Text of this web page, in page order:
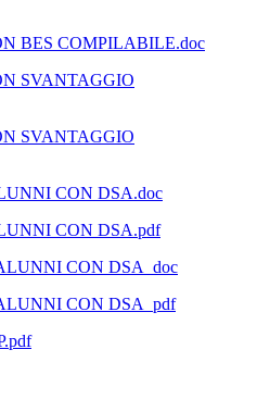
BES COMPILABILE.doc
SVANTAGGIO
SVANTAGGIO
CON DSA.doc
CON DSA.pdf
CON DSA_doc
CON DSA_pdf